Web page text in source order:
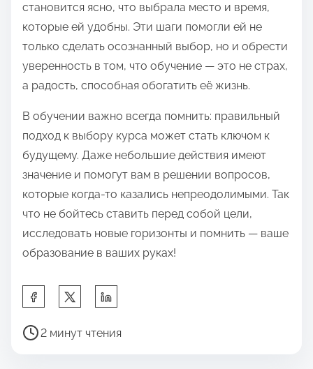
становится ясно, что выбрала место и время,
которые ей удобны. Эти шаги помогли ей не
только сделать осознанный выбор, но и обрести
уверенность в том, что обучение — это не страх,
а радость, способная обогатить её жизнь.
В обучении важно всегда помнить: правильный
подход к выбору курса может стать ключом к
будущему. Даже небольшие действия имеют
значение и помогут вам в решении вопросов,
которые когда-то казались непреодолимыми. Так
что не бойтесь ставить перед собой цели,
исследовать новые горизонты и помнить — ваше
образование в ваших руках!
д
В
2 минут чтения